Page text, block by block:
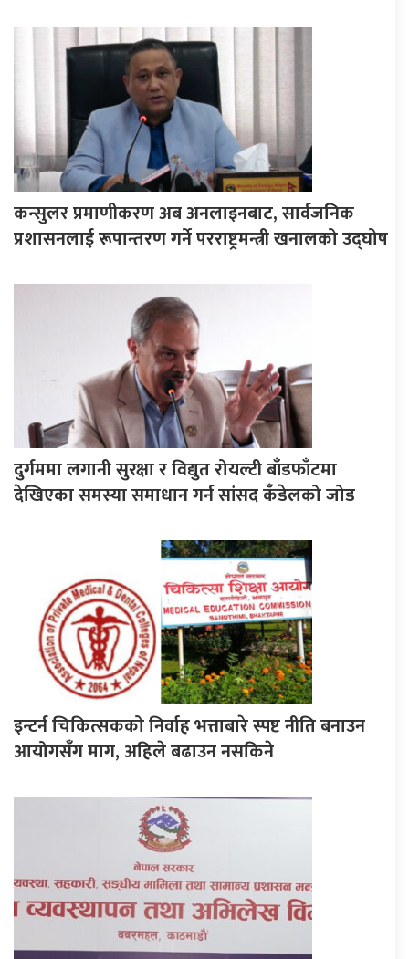
कन्सुलर प्रमाणीकरण अब अनलाइनबाट, सार्वजनिक
प्रशासनलाई रूपान्तरण गर्ने परराष्ट्रमन्त्री खनालको उद्घोष
दुर्गममा लगानी सुरक्षा र विद्युत रोयल्टी बाँडफाँटमा
देखिएका समस्या समाधान गर्न सांसद कँडेलको जोड
इन्टर्न चिकित्सकको निर्वाह भत्ताबारे स्पष्ट नीति बनाउन
आयोगसँग माग, अहिले बढाउन नसकिने